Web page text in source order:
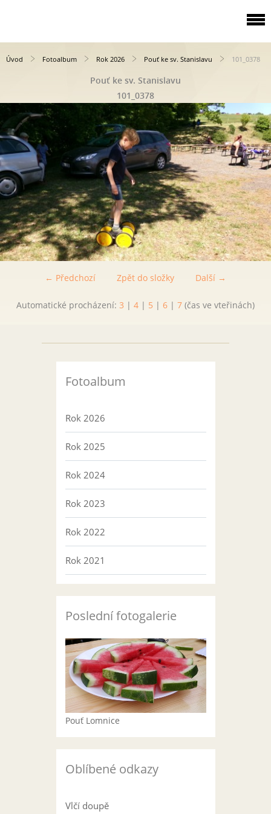
Úvod Fotoalbum Rok 2026 Pouť ke sv. Stanislavu 101_0378
Pouť ke sv. Stanislavu
101_0378
← Předchozí Další →
Zpět do složky
Automatické procházení: 3 | 4 | 5 | 6 | 7 (čas ve vteřinách)
Fotoalbum
Rok 2026
Rok 2025
Rok 2024
Rok 2023
Rok 2022
Rok 2021
Poslední fotogalerie
Pouť Lomnice
Oblíbené odkazy
Vlčí doupě